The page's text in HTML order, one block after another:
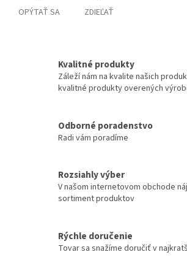
OPÝTAŤ SA ZDIEĽAŤ
Kvalitné produkty
Záleží nám na kvalite našich
kvalitné produkty overených
Odborné poradenstvo
Radi vám poradíme
Rozsiahly výber
V našom internetovom obchode
sortiment produktov
Rýchle doručenie
Tovar sa snažíme doručiť v